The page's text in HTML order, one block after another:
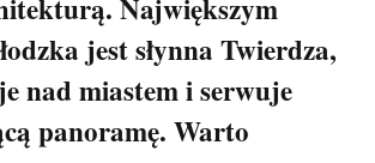
Największym
jest słynna Twierdza,
nad miastem i serwuje
panoramę. Warto